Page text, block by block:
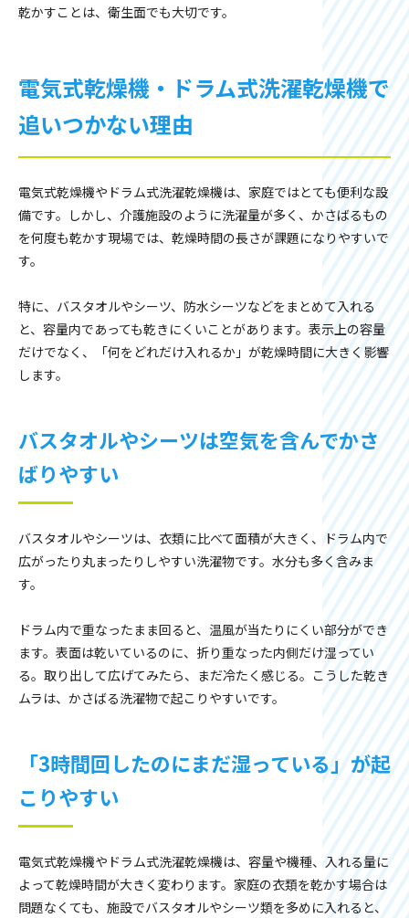
乾かすことは、衛生面でも大切です。
電気式乾燥機・ドラム式洗濯乾燥機で
追いつかない理由
電気式乾燥機やドラム式洗濯乾燥機は、家庭ではとても便利な設
備です。しかし、介護施設のように洗濯量が多く、かさばるもの
を何度も乾かす現場では、乾燥時間の長さが課題になりやすいで
す。
特に、バスタオルやシーツ、防水シーツなどをまとめて入れる
と、容量内であっても乾きにくいことがあります。表示上の容量
だけでなく、「何をどれだけ入れるか」が乾燥時間に大きく影響
します。
バスタオルやシーツは空気を含んでかさ
ばりやすい
バスタオルやシーツは、衣類に比べて面積が大きく、ドラム内で
広がったり丸まったりしやすい洗濯物です。水分も多く含みま
す。
ドラム内で重なったまま回ると、温風が当たりにくい部分ができ
ます。表面は乾いているのに、折り重なった内側だけ湿ってい
る。取り出して広げてみたら、まだ冷たく感じる。こうした乾き
ムラは、かさばる洗濯物で起こりやすいです。
「3時間回したのにまだ湿っている」が起
こりやすい
電気式乾燥機やドラム式洗濯乾燥機は、容量や機種、入れる量に
よって乾燥時間が大きく変わります。家庭の衣類を乾かす場合は
問題なくても、施設でバスタオルやシーツ類を多めに入れると、